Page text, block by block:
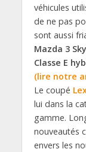
véhicules
de ne pas
sont aussi
Mazda 3
Classe E
(lire notre
Le coupé
lui dans la
gamme.
nouveautés
envers les